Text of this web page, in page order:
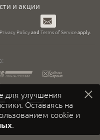
для улучшения
Оставаясь на
cookie и
.
и акции
Подписаться
Privacy Policyand Terms of Serviceapply.